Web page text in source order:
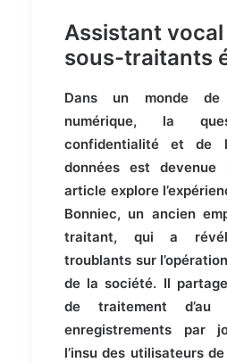
Assistant vocal
sous-traitants
Dans un monde
numérique, la
confidentialité et de
données est devenue
article explore
Bonniec, un ancien
traitant, qui a
troublants sur
de la société. Il
de traitement
enregistrements par
l’insu des utilisateurs